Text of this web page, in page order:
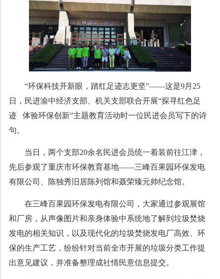
“环保科技开新眼，踏红足迹志更坚”——这是9月25
日，民进渝中经济支部、机关支部联合开展“探寻红色足
迹 体验环保创新”主题教育活动时一位民进会员写下的诗
句。
当日，两个支部20余名民进会员统一着装前往江津，
先后参观了重庆市环保教育基地——三峰百果园环保发电
有限公司、陈独秀旧居陈列馆和聂荣臻元帅纪念馆。
在三峰百果园环保发电有限公司，大家通过参观展馆
和厂房，从声像图片和亲身体验中系统地了解到垃圾焚烧
发电的相关知识，以及现代化的垃圾焚烧发电厂高效、环
保的生产工艺，纷纷针对当前全市开展的垃圾分类工作提
出意见建议，并准备整理成社情民意信息提交。